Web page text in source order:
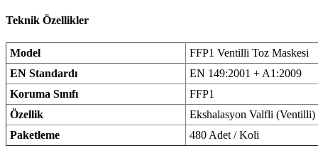
Teknik Özellikler
Model
FFP1 Ventilli Toz Maskesi
EN Standardı
EN 149:2001 + A1:2009
Koruma Sınıfı
FFP1
Özellik
Ekshalasyon Valfli (Ventilli)
Paketleme
480 Adet / Koli